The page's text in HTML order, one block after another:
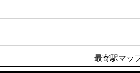
最寄駅マッ